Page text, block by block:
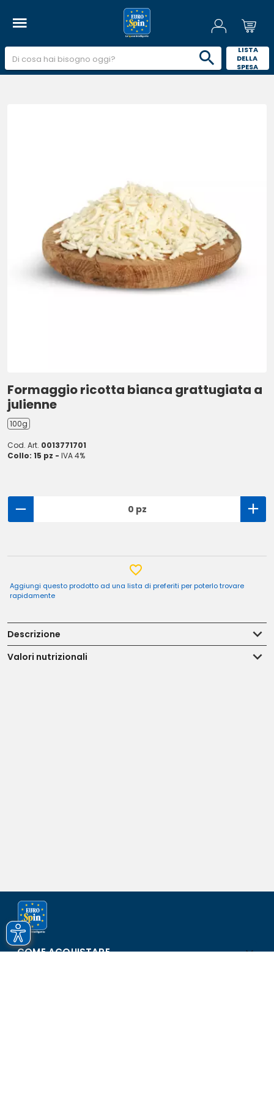
LISTA
DELLA
SPESA
Formaggio ricotta bianca grattugiata a
julienne
100g
Cod. Art. 0013771701
Collo: 15 pz - IVA 4%
0 pz
Aggiungi questo prodotto ad una lista di preferiti per poterlo trovare
rapidamente
Descrizione
Valori nutrizionali
COME ACQUISTARE